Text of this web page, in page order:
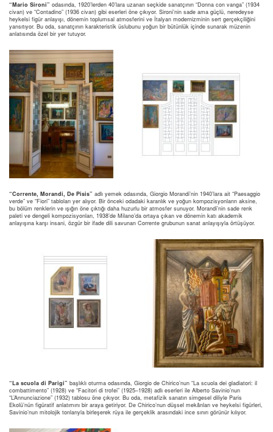
“Mario Sironi” odasında, 1920’lerden 40’lara uzanan seçkide sanatçının “Donna con vanga” (1934
civarı) ve “Contadino” (1936 civarı) gibi eserleri öne çıkıyor. Sironi’nin sade ama güçlü, neredeyse
heykelsi figür anlayışı, dönemin toplumsal atmosferini ve İtalyan modernizminin sert gerçekçiliğini
yansıtıyor. Bu oda, sanatçının karakteristik üslubunu yoğun bir bütünlük içinde sunarak müzenin
anlatısında özel bir yer tutuyor.
“Corrente, Morandi, De Pisis” adlı yemek odasında, Giorgio Morandi’nin 1940’lara ait “Paesaggio
verde” ve “Fiori” tabloları yer alıyor. Bir önceki odadaki karanlık ve yoğun kompozisyonların aksine,
bu bölüm renklerin ve ışığın öne çıktığı daha huzurlu bir atmosfer sunuyor. Morandi’nin sade renk
paleti ve dengeli kompozisyonları, 1938’de Milano’da ortaya çıkan ve dönemin katı akademik
anlayışına karşı insani, özgür bir ifade dili savunan Corrente grubunun sanat anlayışıyla örtüşüyor.
“La scuola di Parigi” başlıklı oturma odasında, Giorgio de Chirico’nun “La scuola dei gladiatori: il
combattimento” (1928) ve “Facitori di trofei” (1925–1928) adlı eserleri ile Alberto Savinio’nun
“L’Annunciazione” (1932) tablosu öne çıkıyor. Bu oda, metafizik sanatın simgesel diliyle Paris
Ekolü’nün figüratif anlatımını bir araya getiriyor. De Chirico’nun düşsel mekânları ve heykelsi figürleri,
Savinio’nun mitolojik tonlarıyla birleşerek rüya ile gerçeklik arasındaki ince sınırı görünür kılıyor.